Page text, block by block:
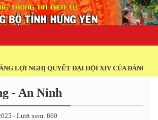
LỢI NGHỊ QUYẾT ĐẠI HỘI XIV CỦA ĐẢNG!
- An Ninh
- Lượt xem: 860